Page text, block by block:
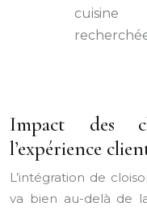
cuisine
Impact des
l’expérience
L’intégration de
va bien au-delà de